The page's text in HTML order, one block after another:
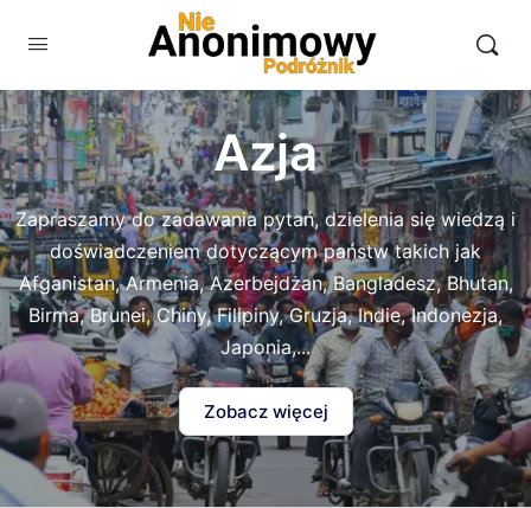
Azja
Zapraszamy do zadawania pytań, dzielenia się wiedzą i
doświadczeniem dotyczącym państw takich jak
Afganistan, Armenia, Azerbejdżan, Bangladesz, Bhutan,
Birma, Brunei, Chiny, Filipiny, Gruzja, Indie, Indonezja,
Japonia,...
Zobacz więcej